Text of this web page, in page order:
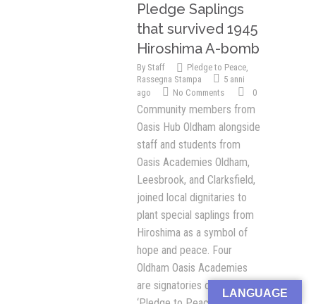
Pledge Saplings
that survived 1945
Hiroshima A-bomb
By Staff Pledge to Peace,
Rassegna Stampa
5 anni
ago
No Comments 0
Community members from
Oasis Hub Oldham alongside
staff and students from
Oasis Academies Oldham,
Leesbrook, and Clarksfield,
joined local dignitaries to
plant special saplings from
Hiroshima as a symbol of
hope and peace. Four
Oldham Oasis Academies
are signatories of the
LANGUAGE